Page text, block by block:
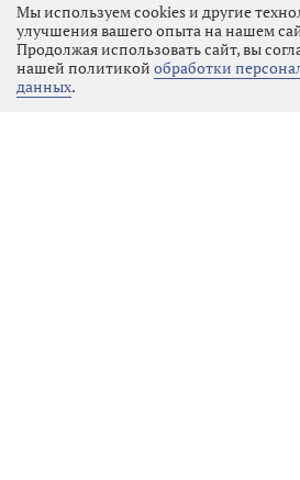
Мы используем cookies и другие
улучшения вашего опыта на нашем
Продолжая использовать сайт, вы
нашей политикой обработки
данных.